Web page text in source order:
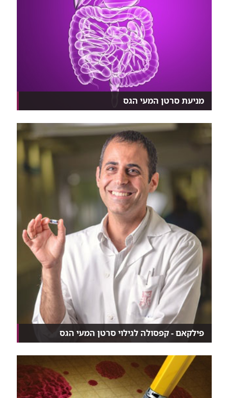
מניעת סרטן המעי הגס
אבחון מוקדם, גנטיקה שמציבה סיכון, ניהול אורח חיים...
פילקאם - קפסולה לגילוי סרטן המעי הגס
הכירו את PillCam Colon 2: גלולת מצלמה זעירה לגילוי...